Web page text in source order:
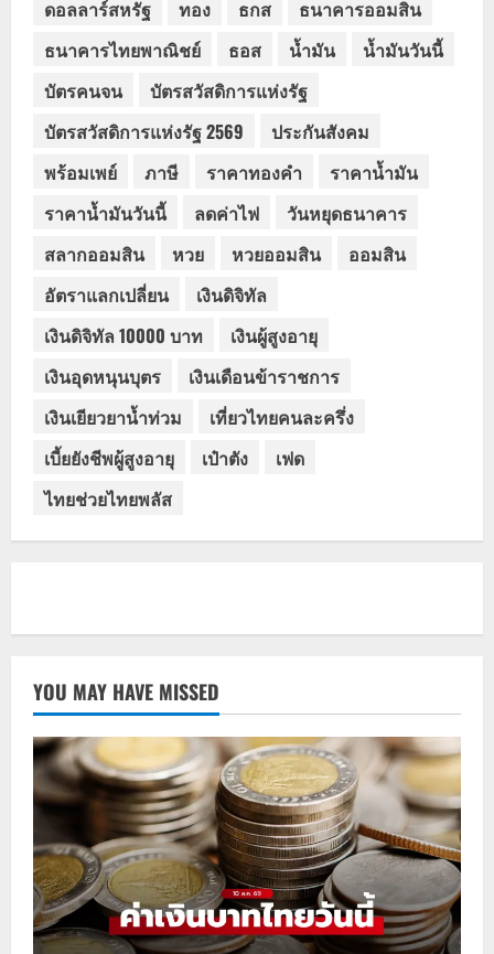
ดอลลาร์สหรัฐ
ทอง ธกส
ธนาคารออมสิน
ธนาคารไทยพาณิชย์
ธอส น้ำมัน
น้ำมันวันนี้
บัตรคนจน
บัตรสวัสดิการแห่งรัฐ
บัตรสวัสดิการแห่งรัฐ 2569
ประกันสังคม
พร้อมเพย์
ภาษี ราคาทองคำ
ราคาน้ำมัน
ราคาน้ำมันวันนี้
ลดค่าไฟ
วันหยุดธนาคาร
สลากออมสิน
หวย หวยออมสิน
ออมสิน
อัตราแลกเปลี่ยน
เงินดิจิทัล
เงินดิจิทัล 10000 บาท
เงินผู้สูงอายุ
เงินอุดหนุนบุตร
เงินเดือนข้าราชการ
เงินเยียวยาน้ำท่วม
เที่ยวไทยคนละครึ่ง
เบี้ยยังชีพผู้สูงอายุ
เป๋าตัง
เฟด
ไทยช่วยไทยพลัส
YOU MAY HAVE MISSED